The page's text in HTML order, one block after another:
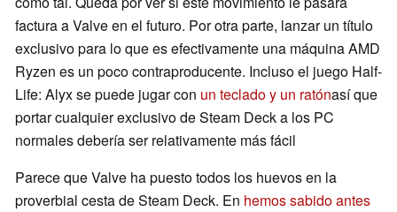
factura a Valve en el futuro. Por otra parte, lanzar un título
exclusivo para lo que es efectivamente una máquina AMD
Ryzen es un poco contraproducente. Incluso el juego Half-
Life: Alyx se puede jugar con un teclado y un ratónasí que
portar cualquier exclusivo de Steam Deck a los PC
normales debería ser relativamente más fácil
Parece que Valve ha puesto todos los huevos en la
proverbial cesta de Steam Deck. En hemos sabido antes